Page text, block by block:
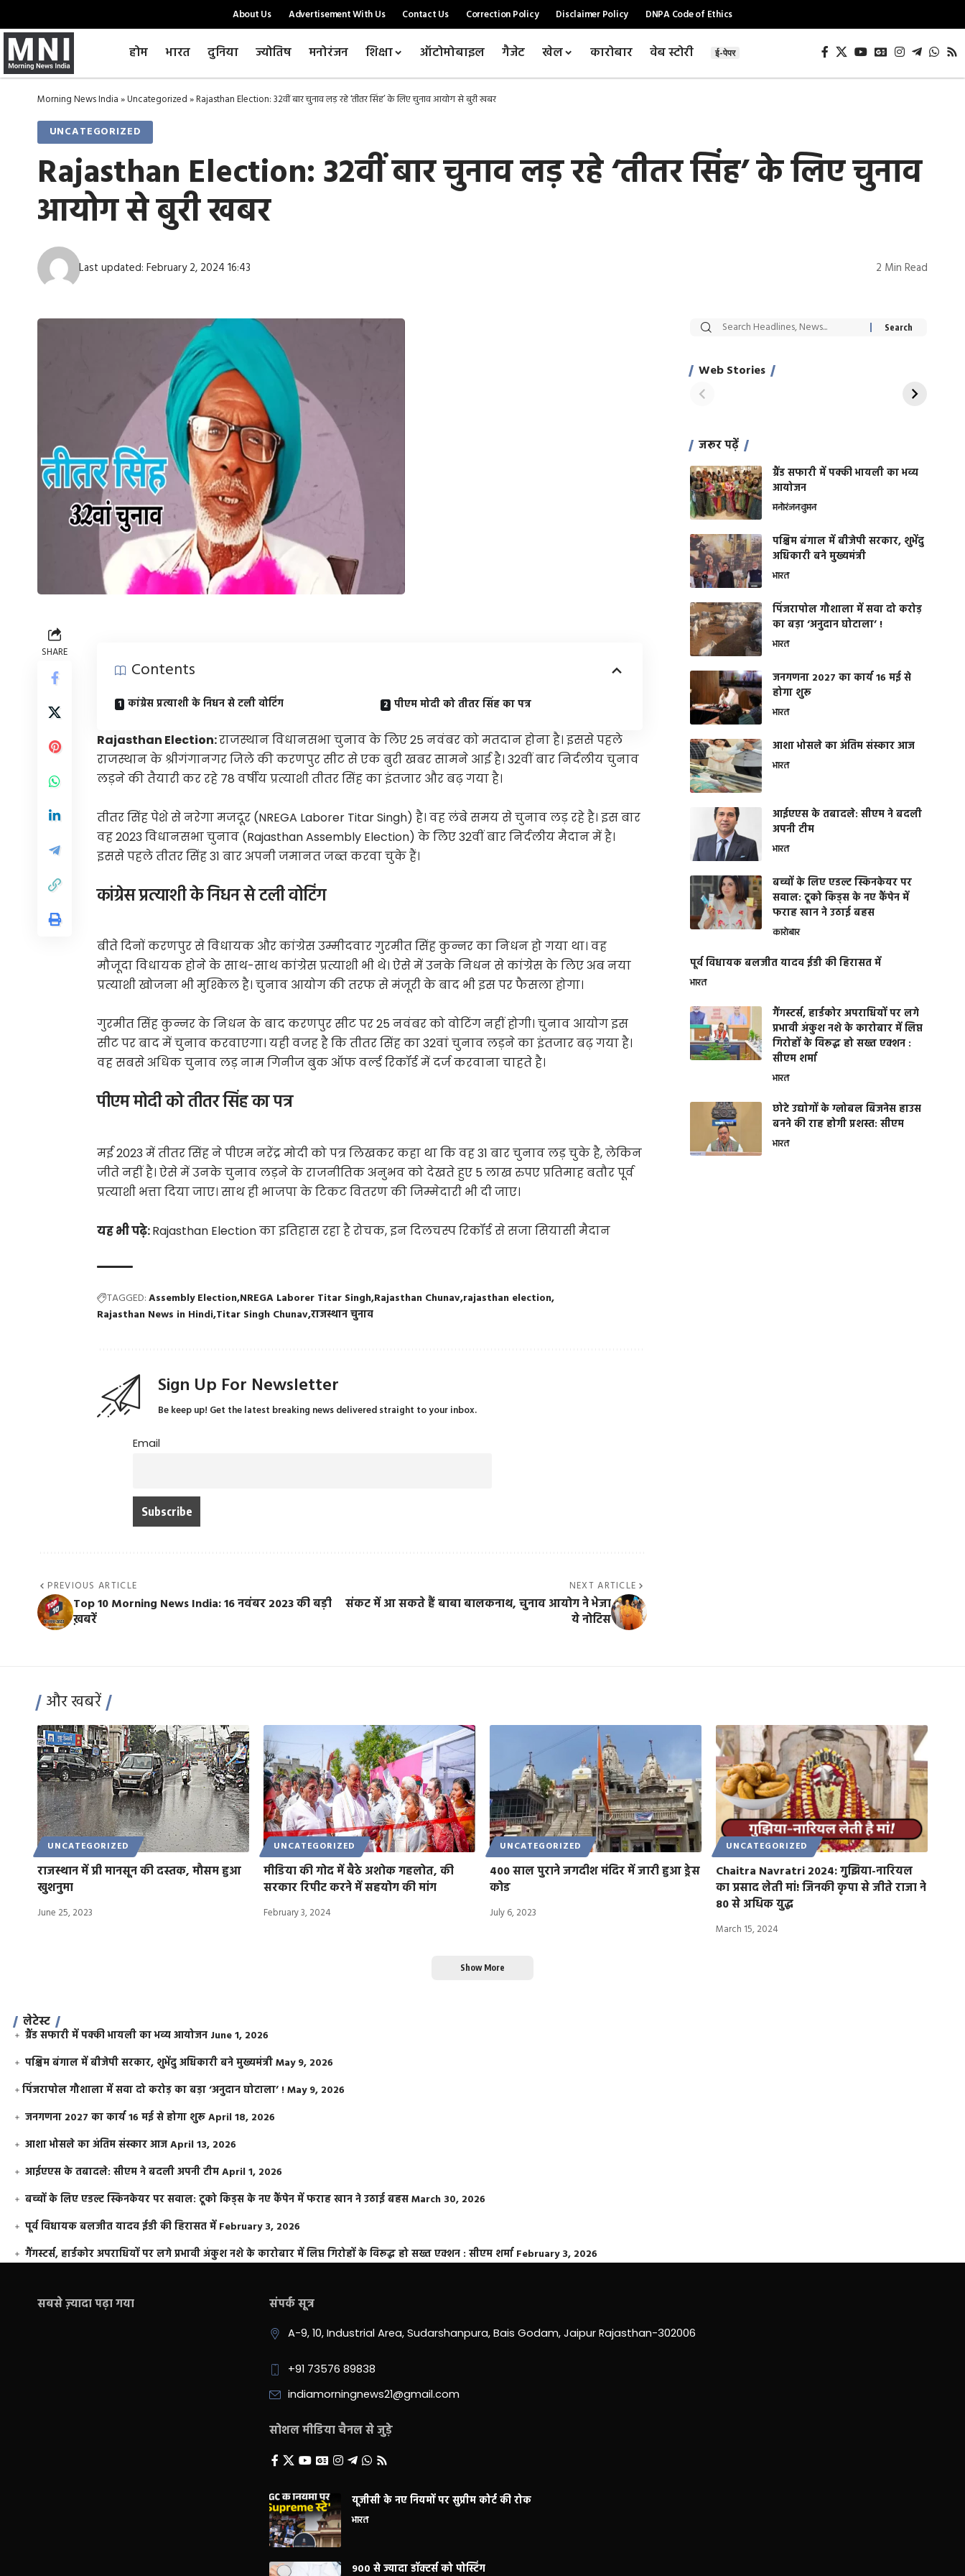
About Us Advertisement With Us Contact Us Correction Policy Disclaimer Policy DNPA Code of Ethics
होम भारत दुनिया ज्योतिष मनोरंजन शिक्षा ऑटोमोबाइल गैजेट खेल कारोबार वेब स्टोरी ई-पेपर
Morning News India»Uncategorized»Rajasthan Election: 32वीं बार चुनाव लड़ रहे ‘तीतर सिंह’ के लिए चुनाव आयोग से बुरी खबर
UNCATEGORIZED
Rajasthan Election: 32वीं बार चुनाव लड़ रहे ‘तीतर सिंह’ के लिए चुनाव
आयोग से बुरी खबर
Last updated: February 2, 2024 16:43 2 Min Read
SHARE
Contents
कांग्रेस प्रत्याशी के निधन से टली वोटिंग पीएम मोदी को तीतर सिंह का पत्र
Rajasthan Election:राजस्थान विधानसभा चुनाव के लिए 25 नवंबर को मतदान होना है। इससे पहले
राजस्थान के श्रीगंगानगर जिले की करणपुर सीट से एक बुरी खबर सामने आई है। 32वीं बार निर्दलीय चुनाव
लड़ने की तैयारी कर रहे 78 वर्षीय प्रत्याशी तीतर सिंह का इंतजार और बढ़ गया है।
तीतर सिंह पेशे से नरेगा मजदूर (NREGA Laborer Titar Singh) है। वह लंबे समय से चुनाव लड़ रहे है। इस बार
वह 2023 विधानसभा चुनाव (Rajasthan Assembly Election) के लिए 32वीं बार निर्दलीय मैदान में है।
इससे पहले तीतर सिंह 31 बार अपनी जमानत जब्त करवा चुके हैं।
कांग्रेस प्रत्याशी के निधन से टली वोटिंग
बीते दिनों करणपुर से विधायक और कांग्रेस उम्मीदवार गुरमीत सिंह कुन्नर का निधन हो गया था। वह
मौजूदा विधायक होने के साथ-साथ कांग्रेस प्रत्याशी भी थे। ऐसे में उनके निधन से कांग्रेस के लिए अब नया
प्रत्याशी खोजना भी मुश्किल है। चुनाव आयोग की तरफ से मंजूरी के बाद भी इस पर फैसला होगा।
गुरमीत सिंह कुन्नर के निधन के बाद करणपुर सीट पर 25 नवंबर को वोटिंग नहीं होगी। चुनाव आयोग इस
सीट पर बाद में चुनाव करवाएगा। यही वजह है कि तीतर सिंह का 32वां चुनाव लड़ने का इंतजार बढ़ गया है।
वह सबसे अधिक चुनाव लड़ नाम गिनीज बुक ऑफ वर्ल्ड रिकॉर्ड में दर्ज करवाना चाहते है।
पीएम मोदी को तीतर सिंह का पत्र
मई 2023 में तीतर सिंह ने पीएम नरेंद्र मोदी को पत्र लिखकर कहा था कि वह 31 बार चुनाव लड़ चुके है, लेकिन
जीते नहीं है। ऐसे में उनके चुनाव लड़ने के राजनीतिक अनुभव को देखते हुए 5 लाख रुपए प्रतिमाह बतौर पूर्व
प्रत्याशी भत्ता दिया जाए। साथ ही भाजपा के टिकट वितरण की जिम्मेदारी भी दी जाए।
यह भी पढ़े:Rajasthan Election का इतिहास रहा है रोचक, इन दिलचस्प रिकॉर्ड से सजा सियासी मैदान
TAGGED:Assembly Election NREGA Laborer Titar Singh Rajasthan Chunav rajasthan election
Rajasthan News in Hindi Titar Singh Chunavराजस्थान चुनाव
Sign Up For Newsletter
Be keep up! Get the latest breaking news delivered straight to your inbox.
Email
PREVIOUS ARTICLE
Top 10 Morning News India: 16 नवंबर 2023 की बड़ी
ख़बरें
NEXT ARTICLE
संकट में आ सकते हैं बाबा बालकनाथ, चुनाव आयोग ने भेजा
ये नोटिस
Web Stories
सट्टेबाजी में अरेस्ट हुए
साहिल खान
रोज एक कच्चे लहसुन
जरूर पढ़ें
ग्रैंड सफारी में पक्की भायली का भव्य
आयोजन
मनोरंजनवुमन
पश्चिम बंगाल में बीजेपी सरकार, शुभेंदु
अधिकारी बने मुख्यमंत्री
भारत
​पिंजरापोल गौशाला में सवा दो करोड़
का बड़ा ‘अनुदान घोटाला’ !
भारत
जनगणना 2027 का कार्य 16 मई से
होगा शुरू
भारत
आशा भोसले का अंतिम संस्कार आज
भारत
आईएएस के तबादले: सीएम ने बदली
अपनी टीम
भारत
बच्चों के लिए एडल्ट स्किनकेयर पर
सवाल: टूको किड्स के नए कैंपेन में
फराह खान ने उठाई बहस
कारोबार
पूर्व विधायक बलजीत यादव ईडी की हिरासत में
भारत
गैंगस्टर्स, हार्डकोर अपराधियों पर लगे
प्रभावी अंकुश नशे के कारोबार में लिप्त
गिरोहों के विरूद्ध हो सख्त एक्शन :
सीएम शर्मा
भारत
छोटे उद्योगों के ग्लोबल बिजनेस हाउस
बनने की राह होगी प्रशस्त: सीएम
भारत
और खबरें
UNCATEGORIZED
राजस्थान में प्री मानसून की दस्तक, मौसम हुआ
खुशनुमा
June 25, 2023
UNCATEGORIZED
मीडिया की गोद में बैठे अशोक गहलोत, की
सरकार रिपीट करने में सहयोग की मांग
February 3, 2024
UNCATEGORIZED
400 साल पुराने जगदीश मंदिर में जारी हुआ ड्रेस
कोड
July 6, 2023
UNCATEGORIZED
Chaitra Navratri 2024: गुझिया-नारियल
का प्रसाद लेती मां! जिनकी कृपा से जीते राजा ने
80 से अधिक युद्ध
March 15, 2024
Show More
लेटेस्ट
ग्रैंड सफारी में पक्की भायली का भव्य आयोजन June 1, 2026
पश्चिम बंगाल में बीजेपी सरकार, शुभेंदु अधिकारी बने मुख्यमंत्रीMay 9, 2026
​पिंजरापोल गौशाला में सवा दो करोड़ का बड़ा ‘अनुदान घोटाला’ !May 9, 2026
जनगणना 2027 का कार्य 16 मई से होगा शुरूApril 18, 2026
आशा भोसले का अंतिम संस्कार आजApril 13, 2026
आईएएस के तबादले: सीएम ने बदली अपनी टीमApril 1, 2026
बच्चों के लिए एडल्ट स्किनकेयर पर सवाल: टूको किड्स के नए कैंपेन में फराह खान ने उठाई बहसMarch 30, 2026
पूर्व विधायक बलजीत यादव ईडी की हिरासत में February 3, 2026
गैंगस्टर्स, हार्डकोर अपराधियों पर लगे प्रभावी अंकुश नशे के कारोबार में लिप्त गिरोहों के विरूद्ध हो सख्त एक्शन : सीएम शर्मा February 3, 2026
सबसे ज़्यादा पढ़ा गया संपर्क सूत्र
A-9, 10, Industrial Area, Sudarshanpura, Bais Godam, Jaipur Rajasthan-302006
+91 73576 89838
indiamorningnews21@gmail.com
सोशल मीडिया चैनल से जुड़े
यूजीसी के नए नियमों पर सुप्रीम कोर्ट की रोक
भारत
900 से ज्यादा डॉक्टर्स को पोस्टिंग